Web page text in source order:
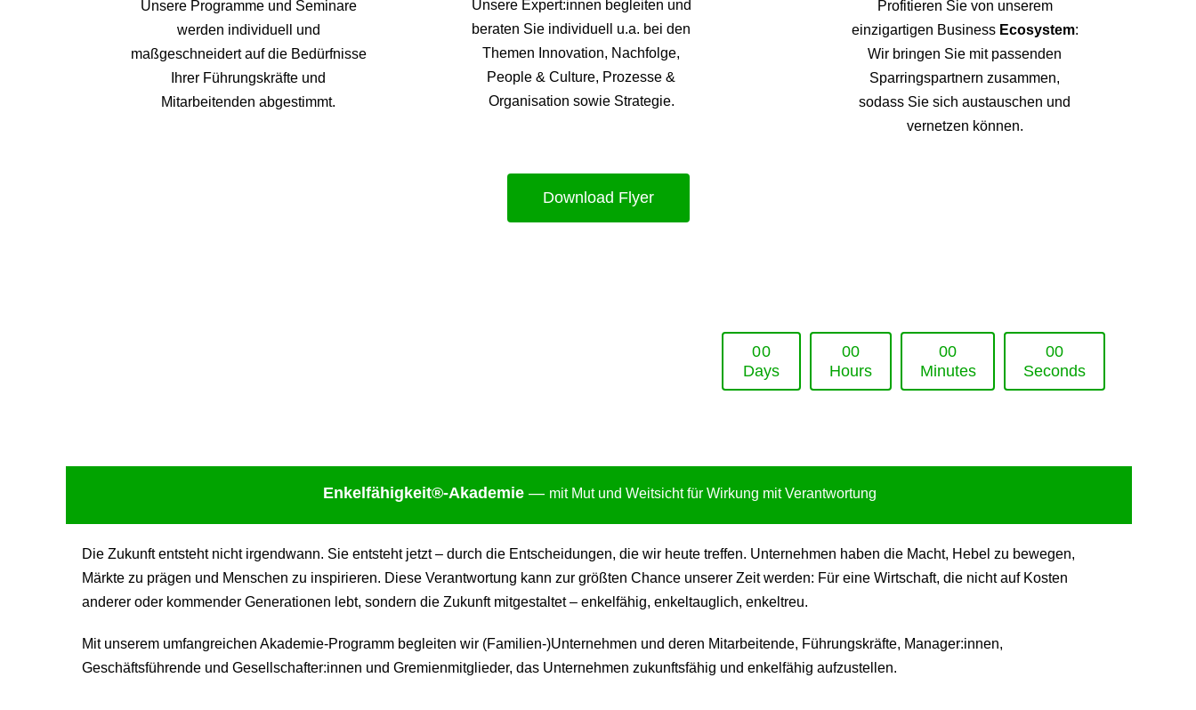
Unsere Programme und Seminare
werden individuell und
maßgeschneidert auf die Bedürfnisse
Ihrer Führungskräfte und
Mitarbeitenden abgestimmt.
Unsere Expert:innen begleiten und
beraten Sie individuell u.a. bei den
Themen Innovation, Nachfolge,
People & Culture, Prozesse &
Organisation sowie Strategie.
Profitieren Sie von unserem
einzigartigen Business Ecosystem:
Wir bringen Sie mit passenden
Sparringspartnern zusammen,
sodass Sie sich austauschen und
vernetzen können.
Download Flyer
00
Days
00
Hours
00
Minutes
00
Seconds
Enkelfähigkeit®-Akademie — mit Mut und Weitsicht für Wirkung mit Verantwortung
Die Zukunft entsteht nicht irgendwann. Sie entsteht jetzt – durch die Entscheidungen, die wir heute treffen. Unternehmen haben die Macht, Hebel zu bewegen,
Märkte zu prägen und Menschen zu inspirieren. Diese Verantwortung kann zur größten Chance unserer Zeit werden: Für eine Wirtschaft, die nicht auf Kosten
anderer oder kommender Generationen lebt, sondern die Zukunft mitgestaltet – enkelfähig, enkeltauglich, enkeltreu.
Mit unserem umfangreichen Akademie-Programm begleiten wir (Familien-)Unternehmen und deren Mitarbeitende, Führungskräfte, Manager:innen,
Geschäftsführende und Gesellschafter:innen und Gremienmitglieder, das Unternehmen zukunftsfähig und enkelfähig aufzustellen.